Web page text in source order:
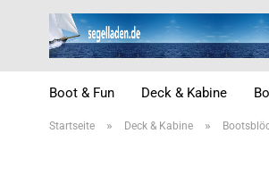
Boot & Fun Deck & Kabine
Startseite » Deck & Kabine »